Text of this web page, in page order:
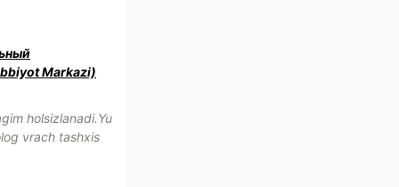
Markazi)
holsizlanadi.Yu
vrach tashxis